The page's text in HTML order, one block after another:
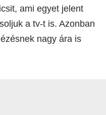
ami egyet jelent
a tv-t is. Azonban
nagy ára is